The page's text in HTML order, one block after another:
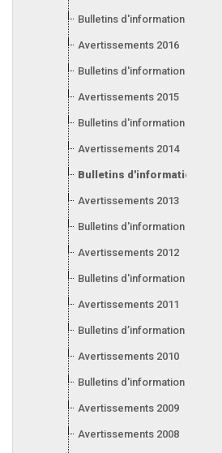
Bulletins d'information 2017
Avertissements 2016
Bulletins d'information 2016
Avertissements 2015
Bulletins d'information 2015
Avertissements 2014
Bulletins d'information 2014
Avertissements 2013
Bulletins d'information 2013
Avertissements 2012
Bulletins d'information 2012
Avertissements 2011
Bulletins d’information 2011
Avertissements 2010
Bulletins d'information 2010
Avertissements 2009
Avertissements 2008